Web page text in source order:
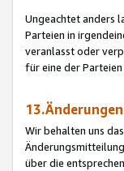
Ungeachtet anders
Parteien in
veranlasst oder
für eine der
13.Änderungen
Wir behalten uns
über die